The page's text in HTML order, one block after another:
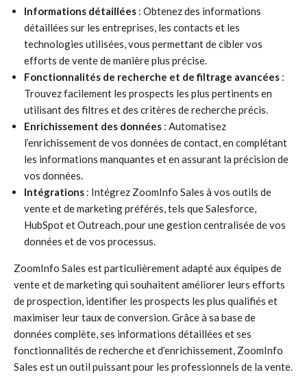
Informations détaillées : Obtenez des informations
détaillées sur les entreprises, les contacts et les
technologies utilisées, vous permettant de cibler vos
efforts de vente de manière plus précise.
Fonctionnalités de recherche et de filtrage avancées :
Trouvez facilement les prospects les plus pertinents en
utilisant des filtres et des critères de recherche précis.
Enrichissement des données : Automatisez
l’enrichissement de vos données de contact, en complétant
les informations manquantes et en assurant la précision de
vos données.
Intégrations : Intégrez ZoomInfo Sales à vos outils de
vente et de marketing préférés, tels que Salesforce,
HubSpot et Outreach, pour une gestion centralisée de vos
données et de vos processus.
ZoomInfo Sales est particulièrement adapté aux équipes de
vente et de marketing qui souhaitent améliorer leurs efforts
de prospection, identifier les prospects les plus qualifiés et
maximiser leur taux de conversion. Grâce à sa base de
données complète, ses informations détaillées et ses
fonctionnalités de recherche et d’enrichissement, ZoomInfo
Sales est un outil puissant pour les professionnels de la vente.